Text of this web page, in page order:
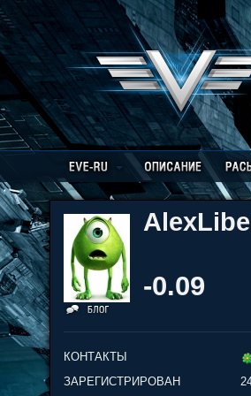
-0.09
КОНТАКТЫ
ЗАРЕГИСТРИРОВАН